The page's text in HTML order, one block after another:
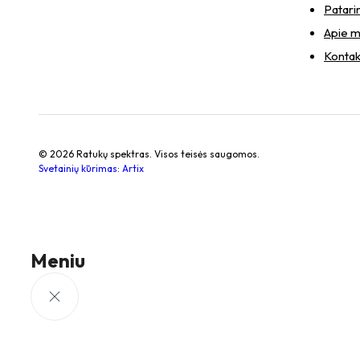
Apie
© 2026 Ratukų spektras. Visos teisės saugomos.
Svetainių kūrimas: Artix
Meniu